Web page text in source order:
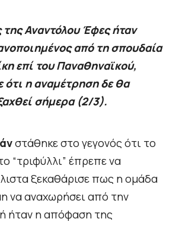
Αναντόλου Έφες ήταν
από τη σπουδαία
επί του Παναθηναϊκού,
ότι η αναμέτρηση δε θα
σήμερα (2/3).
στάθηκε στο γεγονός ότι το
“τριφύλλι” έπρεπε να
ξεκαθάρισε πως η ομάδα
να αναχωρήσει από την
ήταν η απόφαση της